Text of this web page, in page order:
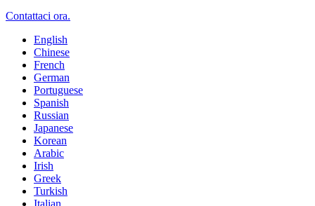
Contattaci ora.
English
Chinese
French
German
Portuguese
Spanish
Russian
Japanese
Korean
Arabic
Irish
Greek
Turkish